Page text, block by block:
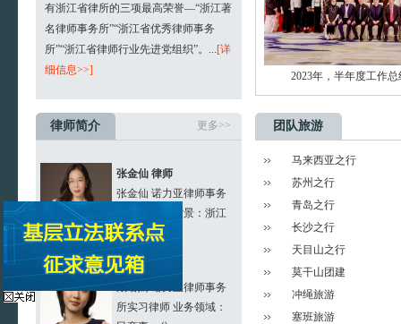
诺力亚所担任杭州昇业进出口有限公司破产清
诺力亚所担任杭州中环商业管理有限公司破产
诺力亚所担任杭州
算案管理人
诺力亚所担任杭州
清算案管理人
有浙江省律所的三项最高荣誉—“浙江著
名律师事务所”“浙江省优秀律师事务
所”“浙江省律师行业先进党组织”。...[详
细信息>>]
2023年，半年度工作
律师简介 更多>>
所律师 业务领域：民商
事纠纷、企...
张金仙 诺力亚律师事务
所律师 教育背景：浙江
工商大学法...
戴语嫣
戴语嫣 诺力亚律师事务
所实习律师 业务领域：
民商事、公...
团队旅游
马来西亚之行
苏州之行
青岛之行
长沙之行
天目山之行
莫干山团建
冲绳旅游
塞班旅游